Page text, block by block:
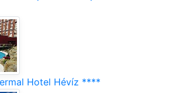
Hotel Hévíz ****